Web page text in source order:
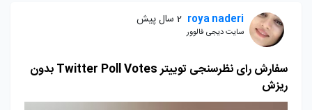
roya naderi 2 سال پیش
سایت دیجی فالوور
سفارش رای نظرسنجی توییتر Twitter Poll Votes بدون
ریزش